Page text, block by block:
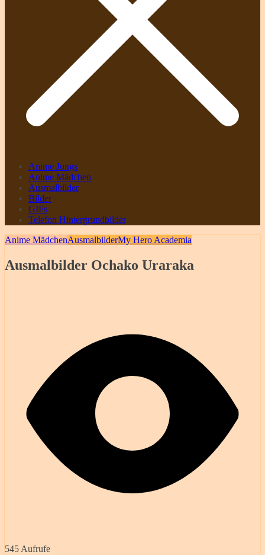
Anime Jungs
Anime Mädchen
Ausmalbilder
Bilder
GIFs
Telefon Hintergrundbilder
Anime MädchenAusmalbilderMy Hero Academia
Ausmalbilder Ochako Uraraka
545 Aufrufe